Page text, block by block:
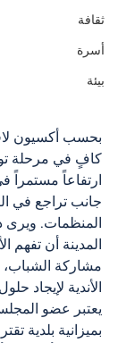
ثقافة
أسرة
بيئة
بحسب أكسيون
كافٍ في مرحلة
ارتفاعاً مستمراً
جانب تراجع في
المنظمات. ويرى
المدينة أن تفهم
مشاركة
الأندية لإيجاد
يعتبر عضو